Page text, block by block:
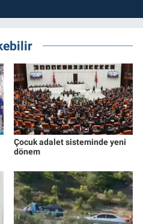
Çocuk adalet sisteminde yeni
dönem